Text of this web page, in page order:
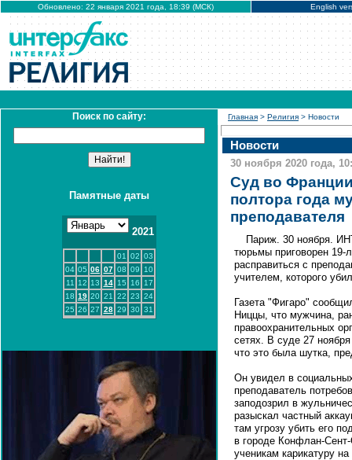
Обновлено: 22 января 2021 года, 18:39 (МСК) English
Поиск по сайту:
Памятные даты
2021
01 02 03
04 05 06 07 08 09
10
11
12 13 14 15 16
17
18 19 20 21 22 23 24
25 26 27 28 29 30 31
Главная > Религия > Новости
Новости
30 ноября 2020 года,
Суд во
полтора года
преподавателя
Париж. 30 ноября.
тюрьмы приговорен 19-
расправиться с
учителем, которого
Газета "Фигаро"
Ниццы, что мужчина,
правоохранительных
сетях. В суде 27
что это была шутка,
Он увидел в
преподаватель
заподозрил в
разыскал частный
там угрозу убить его
в городе Конфлан-
ученикам карикатуру